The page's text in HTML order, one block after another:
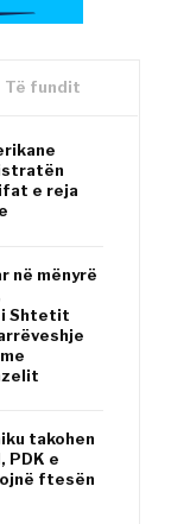
Të fundit
e reja
në mënyrë
i Shtetit
takohen
PDK e
ftesën